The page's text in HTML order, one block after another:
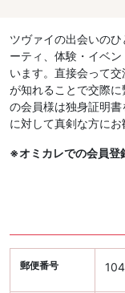
ツヴァイの出会いの
ーティ、体験・イベ
います。直接会って
が知れることで交際
の会員様は独身証明
に対して真剣な方にお
※オミカレでの会員登
郵便番号